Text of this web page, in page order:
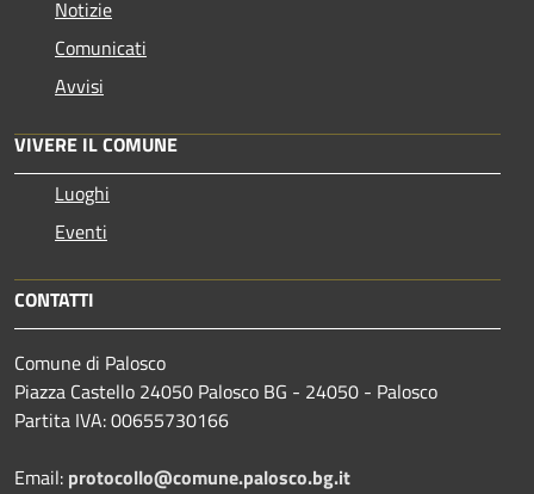
Notizie
Comunicati
Avvisi
VIVERE IL COMUNE
Luoghi
Eventi
CONTATTI
Comune di Palosco
Piazza Castello 24050 Palosco BG - 24050 - Palosco
Partita IVA: 00655730166
Email: protocollo@comune.palosco.bg.it